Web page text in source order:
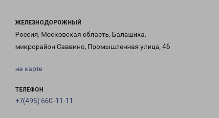
ЖЕЛЕЗНОДОРОЖНЫЙ
Россия, Московская область, Балашиха,
микрорайон Саввино, Промышленная улица, 46
на карте
ТЕЛЕФОН
+7(495) 660-11-11